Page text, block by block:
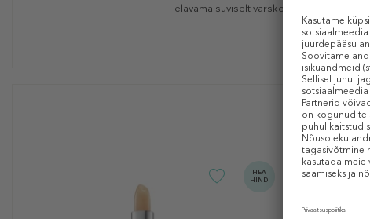
elavama suviselt värske tooni.
HEA
HIND